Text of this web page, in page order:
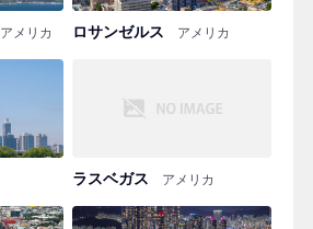
アメリカ ロサンゼルス アメリカ
ラスベガス アメリカ